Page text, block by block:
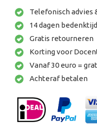
Telefonisch advies
14 dagen bedenktijd
Gratis retourneren
Korting voor
Vanaf 30 euro =
Achteraf betalen